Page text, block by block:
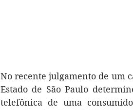
No recente julgamento de um
Estado de São Paulo